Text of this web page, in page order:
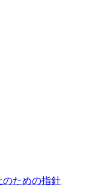
のための指針